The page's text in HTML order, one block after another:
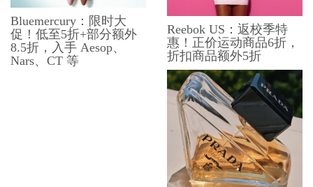
Bluemercury：限时大
促！低至5折+部分额外
8.5折，入手 Aesop、
Nars、CT 等
Reebok US：返校季特
惠！正价运动商品6折，
折扣商品额外5折